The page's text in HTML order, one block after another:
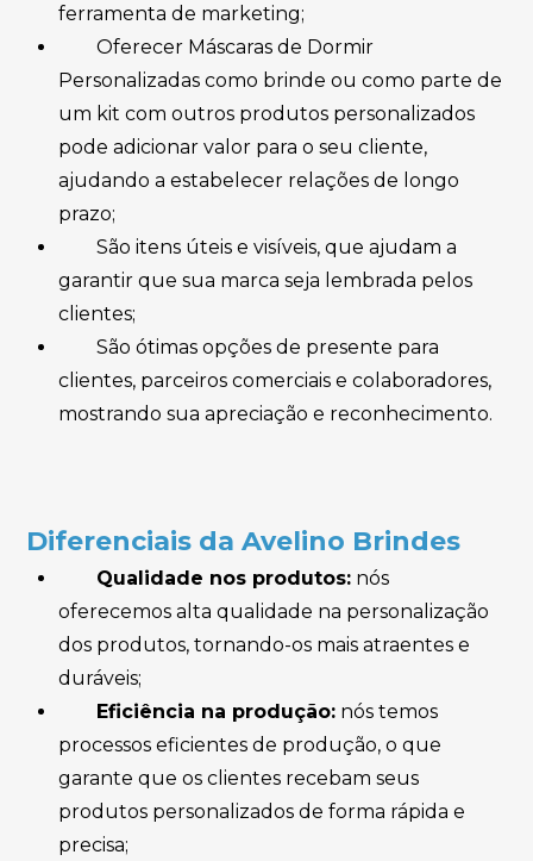
ferramenta de marketing;
Oferecer Máscaras de Dormir
Personalizadas como brinde ou como parte de
um kit com outros produtos personalizados
pode adicionar valor para o seu cliente,
ajudando a estabelecer relações de longo
prazo;
São itens úteis e visíveis, que ajudam a
garantir que sua marca seja lembrada pelos
clientes;
São ótimas opções de presente para
clientes, parceiros comerciais e colaboradores,
mostrando sua apreciação e reconhecimento.
Diferenciais da Avelino Brindes
Qualidade nos produtos:nós
oferecemos alta qualidade na personalização
dos produtos, tornando-os mais atraentes e
duráveis;
Eficiência na produção:nós temos
processos eficientes de produção, o que
garante que os clientes recebam seus
produtos personalizados de forma rápida e
precisa;